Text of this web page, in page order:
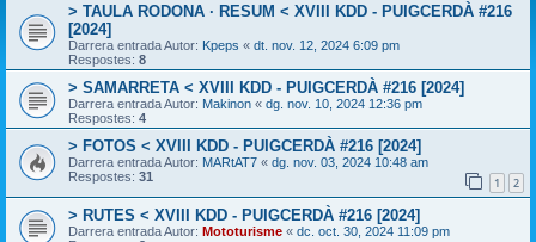
> TAULA RODONA · RESUM < XVIII KDD - PUIGCERDÀ #216
[2024]
Darrera entrada Autor: Kpeps « dt. nov. 12, 2024 6:09 pm
Respostes: 8
> SAMARRETA < XVIII KDD - PUIGCERDÀ #216 [2024]
Darrera entrada Autor: Makinon « dg. nov. 10, 2024 12:36 pm
Respostes: 4
> FOTOS < XVIII KDD - PUIGCERDÀ #216 [2024]
Darrera entrada Autor: MARtAT7 « dg. nov. 03, 2024 10:48 am
Respostes: 31 1 2
> RUTES < XVIII KDD - PUIGCERDÀ #216 [2024]
Darrera entrada Autor: Mototurisme « dc. oct. 30, 2024 11:09 pm